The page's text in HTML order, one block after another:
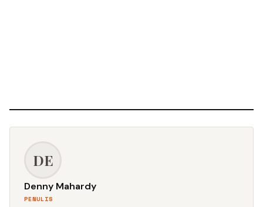
DE
Denny Mahardy
PENULIS